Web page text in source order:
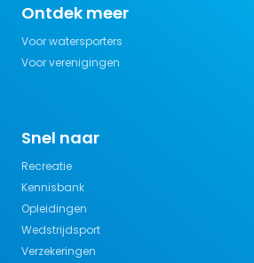
Ontdek meer
Voor watersporters
Voor verenigingen
Snel naar
Recreatie
Kennisbank
Opleidingen
Wedstrijdsport
Verzekeringen